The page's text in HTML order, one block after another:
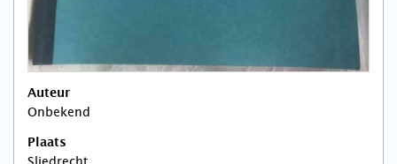
Auteur
Onbekend
Plaats
Sliedrecht